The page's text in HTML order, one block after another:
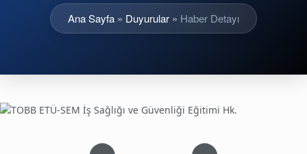
Ana Sayfa » Duyurular » Haber Detayı